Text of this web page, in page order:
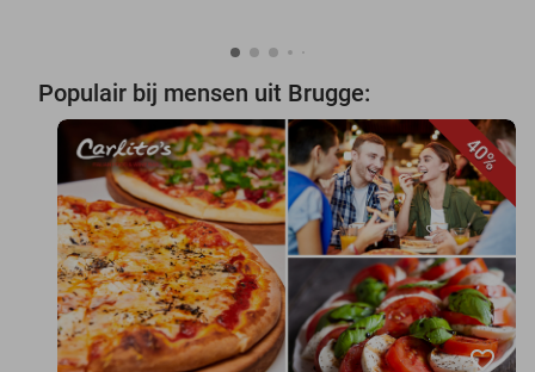
Populair bij mensen uit Brugge:
40%
favorite_border